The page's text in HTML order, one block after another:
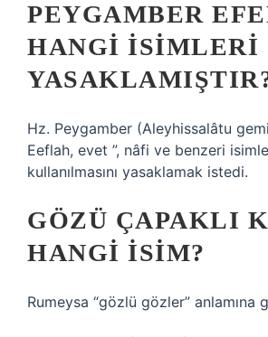
PEYGAMBER
HANGI ISIMLERI
Hz. Peygamber (Aleyhissalâtu
Eeflah, evet ”, nâfi ve benzeri
kullanılmasını yasaklamak istedi.
GÖZÜ ÇAPAKLI
HANGI ISIM?
Rumeysa “gözlü gözler” anlamına